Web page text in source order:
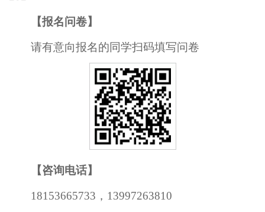
【报名问卷】
请有意向报名的同学扫码填写问卷
【咨询电话】
18153665733，13997263810